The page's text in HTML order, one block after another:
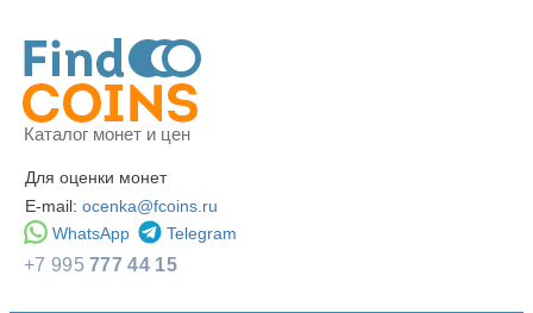
Каталог монет и цен
Для оценки монет
E-mail: ocenka@fcoins.ru
WhatsApp
Telegram
+7 995777 44 15